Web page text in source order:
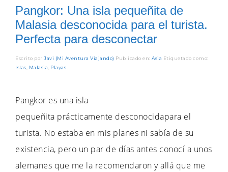
Pangkor: Una isla pequeñita de
Malasia desconocida para el turista.
Perfecta para desconectar
Escrito por Javi (Mi Aventura Viajando) Publicado en: Asia Etiquetado como:
Islas, Malasia, Playas
Pangkor es una isla
pequeñita prácticamente desconocidapara el
turista. No estaba en mis planes ni sabía de su
existencia, pero un par de días antes conocí a unos
alemanes que me la recomendaron y allá que me